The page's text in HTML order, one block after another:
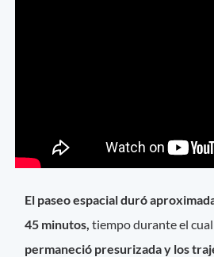
El paseo espacial duró
45 minutos,tiempo durante el cual
permaneció presurizada y los